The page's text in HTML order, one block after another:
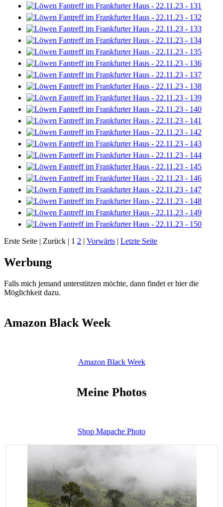
Erste Seite | Zurück | 1 2 | Vorwärts | Letzte Seite
Werbung
Falls mich jemand unterstützen möchte, dann findet er hier die
Möglichkeit dazu.
Amazon Black Week
Amazon Black Week
Meine Photos
Shop Mapache Photo